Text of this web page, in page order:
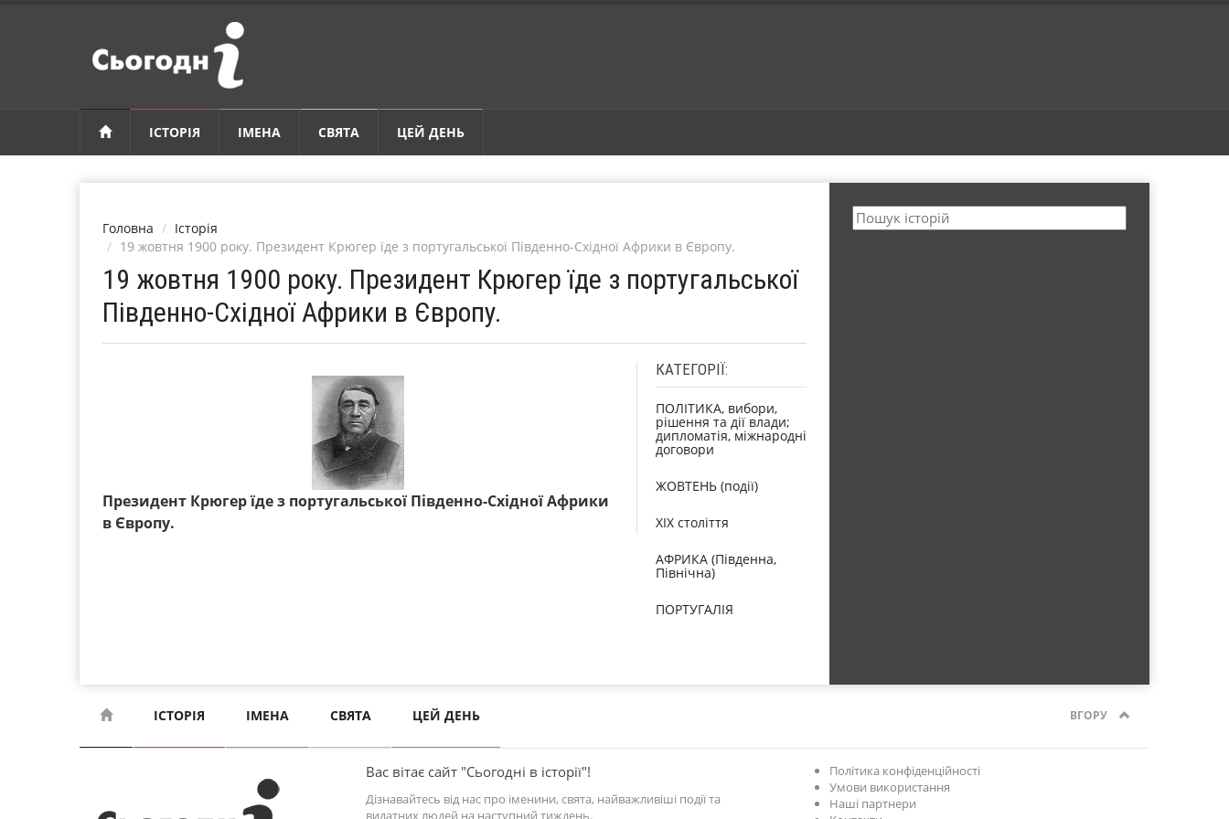
ІСТОРІЯ ІМЕНА СВЯТА ЦЕЙ ДЕНЬ
Головна
Історія
19 жовтня 1900 року. Президент Крюгер їде з португальської Південно-Східної Африки в Європу.
19 жовтня 1900 року. Президент Крюгер їде з португальської
Південно-Східної Африки в Європу.
Президент Крюгер їде з португальської Південно-Східної Африки
в Європу.
КАТЕГОРІЇ:
ПОЛІТИКА, вибори,
рішення та дії влади;
дипломатія, міжнародні
договори
ЖОВТЕНЬ (події)
XIX століття
АФРИКА (Південна,
Північна)
ПОРТУГАЛІЯ
ІСТОРІЯ ІМЕНА СВЯТА ЦЕЙ ДЕНЬ ВГОРУ
Вас вітає сайт "Сьогодні в історії"!
Дізнавайтесь від нас про іменини, свята, найважливіші події та
видатних людей на наступний тиждень.
Політика конфіденційності
Умови використання
Наші партнери